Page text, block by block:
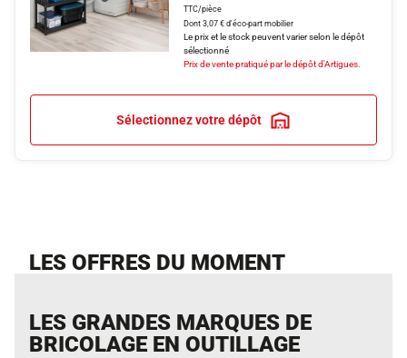
TTC/pièce
Dont 3,07 € d'éco-part mobilier
Le prix et le stock peuvent varier selon le dépôt
sélectionné
Prix de vente pratiqué par le dépôt d'Artigues.
Sélectionnez votre dépôt
LES OFFRES DU MOMENT
LES GRANDES MARQUES DE
BRICOLAGE EN OUTILLAGE